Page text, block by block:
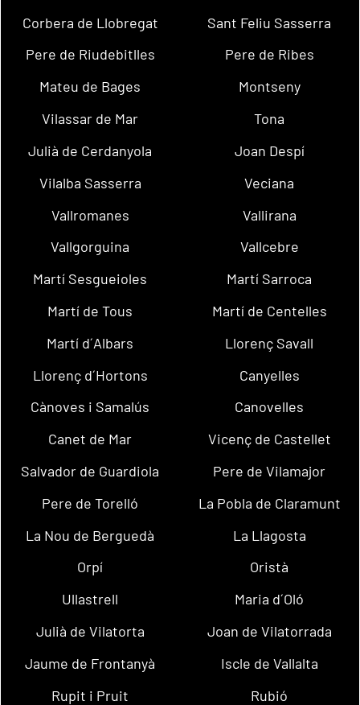
Corbera de Llobregat
Sant Feliu Sasserra
Pere de Riudebitlles
Pere de Ribes
Mateu de Bages
Montseny
Vilassar de Mar
Tona
Julià de Cerdanyola
Joan Despí
Vilalba Sasserra
Veciana
Vallromanes
Vallirana
Vallgorguina
Vallcebre
Martí Sesgueioles
Martí Sarroca
Martí de Tous
Martí de Centelles
Martí d´Albars
Llorenç Savall
Llorenç d´Hortons
Canyelles
Cànoves i Samalús
Canovelles
Canet de Mar
Vicenç de Castellet
Salvador de Guardiola
Pere de Vilamajor
Pere de Torelló
La Pobla de Claramunt
La Nou de Berguedà
La Llagosta
Orpí
Oristà
Ullastrell
Maria d´Oló
Julià de Vilatorta
Joan de Vilatorrada
Jaume de Frontanyà
Iscle de Vallalta
Rupit i Pruit
Rubió